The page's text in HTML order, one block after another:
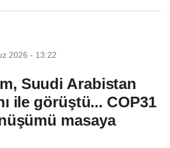
2026 - 13:22
Suudi Arabistan
ile görüştü... COP31
masaya